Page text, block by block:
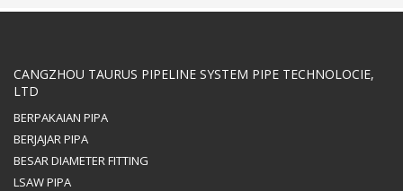
CANGZHOU TAURUS PIPELINE SYSTEM PIPE TECHNOLOCIE,
LTD
BERPAKAIAN PIPA
BERJAJAR PIPA
BESAR DIAMETER FITTING
LSAW PIPA